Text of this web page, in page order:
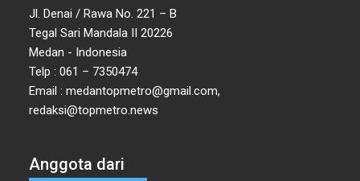
Jl. Denai / Rawa No. 221 – B
Tegal Sari Mandala II 20226
Medan - Indonesia
Telp : 061 – 7350474
Email : medantopmetro@gmail.com,
redaksi@topmetro.news
Anggota dari